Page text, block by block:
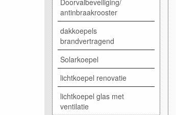
antinbraakrooster
dakkoepels
brandvertragend
Solarkoepel
lichtkoepel renovatie
lichtkoepel glas met
ventilatie